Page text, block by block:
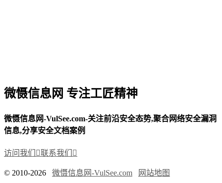
微慑信息网 专注工匠精神
微慑信息网-VulSee.com-关注前沿安全态势,聚合网络安全漏洞
信息,分享安全文档案例
访问我们 联系我们 
© 2010-2026 微慑信息网-VulSee.com 网站地图